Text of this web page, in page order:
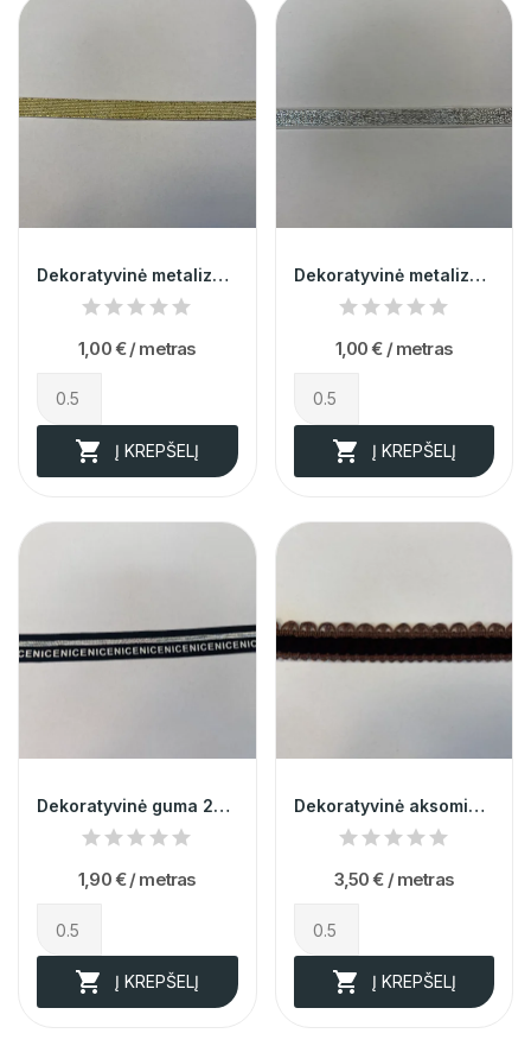
Dekoratyvinė metalizuota guma 1cm 010714
1,00 € / metras
 Į KREPŠELĮ
Dekoratyvinė metalizuota guma 1cm 010715
1,00 € / metras
 Į KREPŠELĮ
Dekoratyvinė guma 2cm 012220
1,90 € / metras
 Į KREPŠELĮ
Dekoratyvinė aksominė juosta 2,5cm 002574
3,50 € / metras
 Į KREPŠELĮ